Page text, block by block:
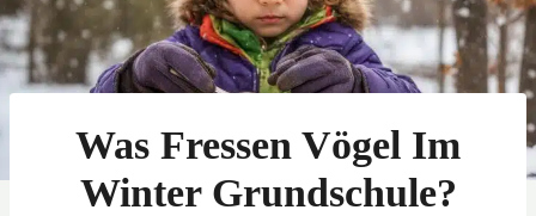
Was Fressen Vögel Im
Winter Grundschule?